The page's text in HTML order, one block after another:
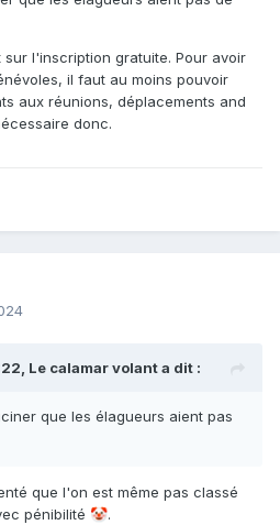
l'inscription gratuite. Pour avoir
il faut au moins pouvoir
aux réunions, déplacements and
donc.
Le calamar volanta dit :
que les élagueurs aient pas
que l'on est même pas classé
pénibilité 🤡.